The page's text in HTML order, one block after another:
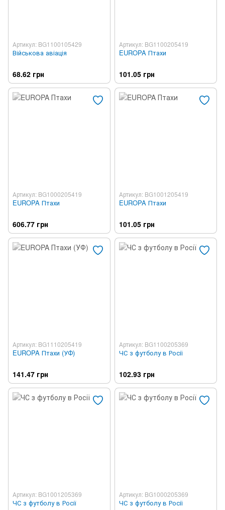
Артикул: BG1100105429
Військова авіація
68.62 грн
Артикул: BG1100205419
EUROPA Птахи
101.05 грн
Артикул: BG1000205419
EUROPA Птахи
606.77 грн
Артикул: BG1001205419
EUROPA Птахи
101.05 грн
Артикул: BG1110205419
EUROPA Птахи (УФ)
141.47 грн
Артикул: BG1100205369
ЧС з футболу в Росії
102.93 грн
Артикул: BG1001205369
ЧС з футболу в Росії
Артикул: BG1000205369
ЧС з футболу в Росії